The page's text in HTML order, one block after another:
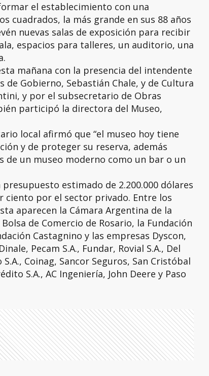
el establecimiento con una
cuadrados, la más grande en sus 88 años
nuevas salas de exposición para recibir
espacios para talleres, un auditorio, una
mañana con la presencia del intendente
de Gobierno, Sebastián Chale, y de Cultura
y por el subsecretario de Obras
participó la directora del Museo,
local afirmó que “el museo hoy tiene
y de proteger su reserva, además
de un museo moderno como un bar o un
estimado de 2.200.000 dólares
ciento por el sector privado. Entre los
aparecen la Cámara Argentina de la
de Comercio de Rosario, la Fundación
Castagnino y las empresas Dyscon,
Pecam S.A., Fundar, Rovial S.A., Del
S.A., Coinag, Sancor Seguros, San Cristóbal
S.A., AC Ingeniería, John Deere y Paso